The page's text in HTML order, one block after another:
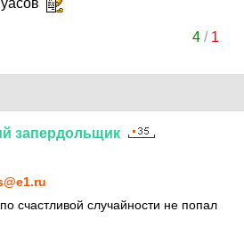
4/ 1
запердольщик
счастливой случайности не попал